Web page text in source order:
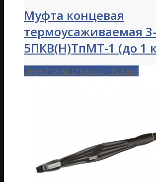
Муфта концевая
термоусаживаемая
5ПКВ(Н)ТпМТ-1 (до 1
Перейти на страницу товара